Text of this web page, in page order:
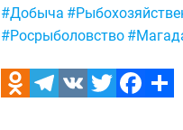
#Добыча
#Росрыболовство